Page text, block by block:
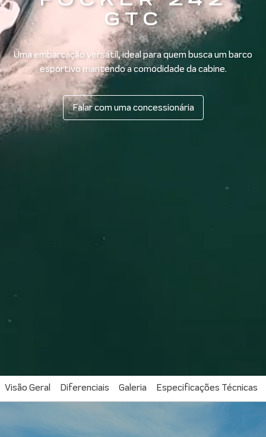
GTC
Uma embarcação versátil, ideal para quem busca um barco
esportivo mantendo a comodidade da cabine.
Falar com uma concessionária
Visão Geral Diferenciais Galeria Especificações Técnicas